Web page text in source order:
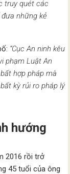
truy quét các
những kẻ
“Cục An ninh kêu
phạm Luật An
hợp pháp mà
kỳ rủi ro pháp lý
hướng
2016 rồi trở
45 tuổi của ông